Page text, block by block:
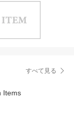
すべて見る
Items